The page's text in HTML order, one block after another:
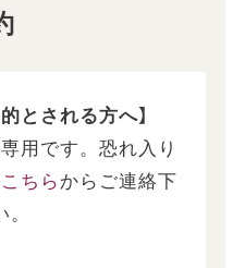
とされる方へ】
用です。恐れ入り
こちらからご連絡下